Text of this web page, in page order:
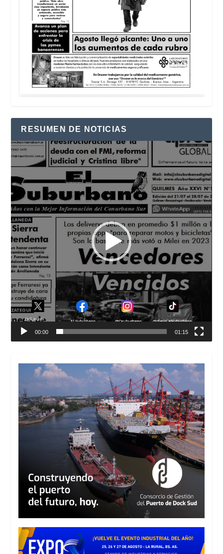
RESUMEN DE NOTICIAS
Reproductor
de
vídeo
00:00 01:15